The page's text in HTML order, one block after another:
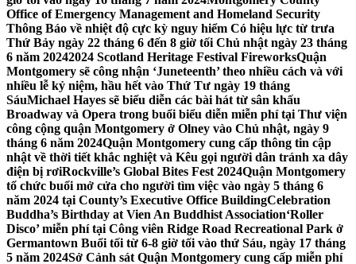
Office of Emergency Management and Homeland Security
Thông Báo về nhiệt độ cực kỳ nguy hiểm Có hiệu lực từ trưa
Thứ Bảy ngày 22 tháng 6 đến 8 giờ tối Chủ nhật ngày 23 tháng
6 năm 20242024 Scotland Heritage Festival FireworksQuận
Montgomery sẽ công nhận ‘Juneteenth’ theo nhiều cách và với
nhiều lễ kỷ niệm, hầu hết vào Thứ Tư ngày 19 tháng
SáuMichael Hayes sẽ biểu diễn các bài hát từ sân khấu
Broadway và Opera trong buổi biểu diễn miễn phí tại Thư viện
công cộng quận Montgomery ở Olney vào Chủ nhật, ngày 9
tháng 6 năm 2024Quận Montgomery cung cấp thông tin cập
nhật về thời tiết khắc nghiệt và Kêu gọi người dân tránh xa dây
điện bị rơiRockville’s Global Bites Fest 2024Quận Montgomery
tổ chức buổi mở cửa cho người tìm việc vào ngày 5 tháng 6
năm 2024 tại County’s Executive Office BuildingCelebration
Buddha’s Birthday at Vien An Buddhist Association‘Roller
Disco’ miễn phí tại Công viên Ridge Road Recreational Park ở
Germantown Buổi tối từ 6-8 giờ tối vào thứ Sáu, ngày 17 tháng
5 năm 2024Sở Cảnh sát Quận Montgomery cung cấp miễn phí